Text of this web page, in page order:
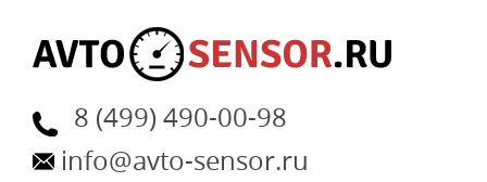
8 (499) 490-00-98
info@avto-sensor.ru